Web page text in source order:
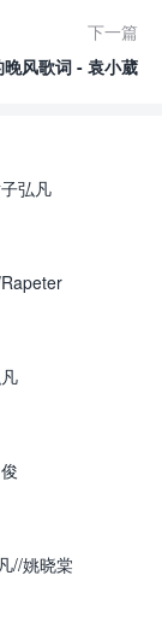
下一篇
风歌词 - 袁小葳
弘凡
//姚晓棠